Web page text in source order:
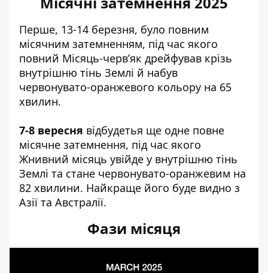
Перше, 13-14 березня, було повним
місячним затемненням, під час якого
повний Місяць-черв’як дрейфував крізь
внутрішню тінь Землі й набув
червонувато-оранжевого кольору на 65
хвилин.
7-8 вересня відбудетья ще одне повне
місячне затемнення, під час якого
Жнивний місяць увійде у внутрішню тінь
Землі та стане червонувато-оранжевим на
82 хвилини. Найкраще його буде видно з
Азії та Австралії.
Фази місяця